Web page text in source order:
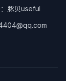
豚贝useful